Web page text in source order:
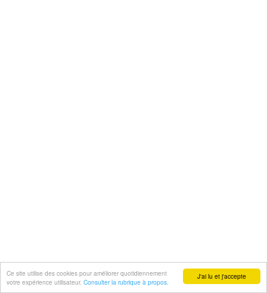
J'ai lu et j'accepte
Ce site utilise des cookies pour améliorer quotidiennement
votre expérience utilisateur. Consulter la rubrique à propos.